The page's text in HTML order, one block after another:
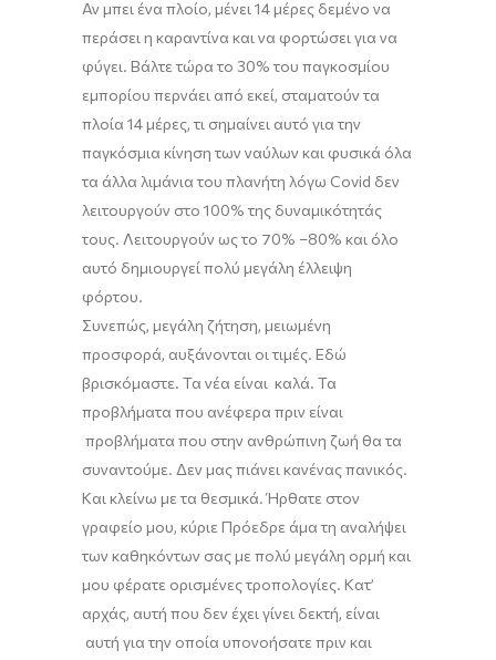
Αν μπει ένα πλοίο, μένει 14 μέρες δεμένο να
περάσει η καραντίνα και να φορτώσει για να
φύγει. Βάλτε τώρα το 30% του παγκοσμίου
εμπορίου περνάει από εκεί, σταματούν τα
πλοία 14 μέρες, τι σημαίνει αυτό για την
παγκόσμια κίνηση των ναύλων και φυσικά όλα
τα άλλα λιμάνια του πλανήτη λόγω Covid δεν
λειτουργούν στο 100% της δυναμικότητάς
τους. Λειτουργούν ωςτο 70% –80% και όλο
αυτό δημιουργεί πολύ μεγάλη έλλειψη
φόρτου.
Συνεπώς, μεγάλη ζήτηση, μειωμένη
προσφορά, αυξάνονται οι τιμές. Εδώ
βρισκόμαστε. Τα νέα είναι καλά. Τα
προβλήματα που ανέφερα πριν είναι
προβλήματα που στην ανθρώπινη ζωή θα τα
συναντούμε. Δεν μας πιάνει κανένας πανικός.
Και κλείνω με τα θεσμικά. Ήρθατε στον
γραφείο μου, κύριε Πρόεδρε άμα τη αναλήψει
των καθηκόντων σας με πολύ μεγάλη ορμή και
μου φέρατε ορισμένες τροπολογίες. Κατ’
αρχάς, αυτή που δεν έχει γίνει δεκτή, είναι
αυτή για την οποία υπονοήσατε πριν και